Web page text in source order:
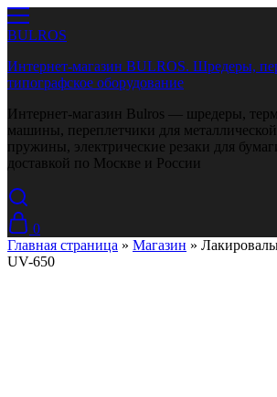
BULROS
Интернет-магазин BULROS. Шредеры,
типографское оборудование
Интернет-магазин Bulros — шредеры,
машины, переплетчики для
пружины, электрические резаки для
доставкой по Москве и России
0
Главная страница » Магазин »
UV-650